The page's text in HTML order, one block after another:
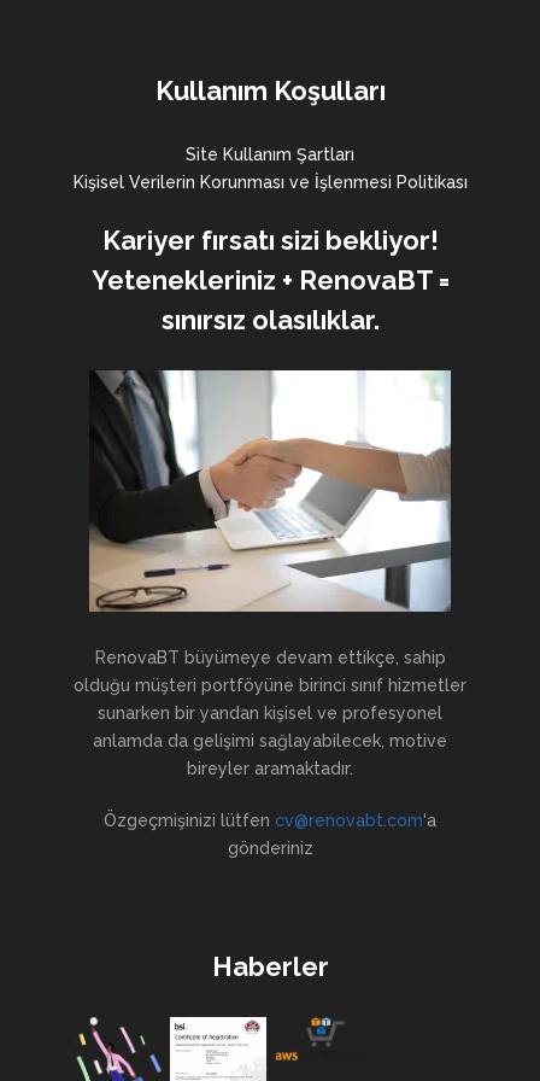
Kullanım Koşulları
Site Kullanım Şartları
Kişisel Verilerin Korunması ve İşlenmesi Politikası
Kariyer fırsatı sizi bekliyor!
Yetenekleriniz + RenovaBT =
sınırsız olasılıklar.
RenovaBT büyümeye devam ettikçe, sahip
olduğu müşteri portföyüne birinci sınıf hizmetler
sunarken bir yandan kişisel ve profesyonel
anlamda da gelişimi sağlayabilecek, motive
bireyler aramaktadır.
Özgeçmişinizi lütfen cv@renovabt.com‘a
gönderiniz
Haberler